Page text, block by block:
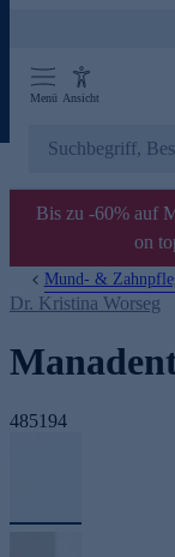
Menü Ansicht
Bis zu -60% auf
on
Mund- &
Dr. Kristina Worseg
485194